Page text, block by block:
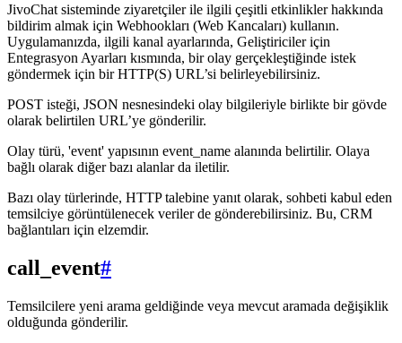
JivoChat sisteminde ziyaretçiler ile ilgili çeşitli etkinlikler hakkında
bildirim almak için Webhookları (Web Kancaları) kullanın.
Uygulamanızda, ilgili kanal ayarlarında, Geliştiriciler için
Entegrasyon Ayarları kısmında, bir olay gerçekleştiğinde istek
göndermek için bir HTTP(S) URL’si belirleyebilirsiniz.
POST isteği, JSON nesnesindeki olay bilgileriyle birlikte bir gövde
olarak belirtilen URL’ye gönderilir.
Olay türü, 'event' yapısının event_name alanında belirtilir. Olaya
bağlı olarak diğer bazı alanlar da iletilir.
Bazı olay türlerinde, HTTP talebine yanıt olarak, sohbeti kabul eden
temsilciye görüntülenecek veriler de gönderebilirsiniz. Bu, CRM
bağlantıları için elzemdir.
call_event#
Temsilcilere yeni arama geldiğinde veya mevcut aramada değişiklik
olduğunda gönderilir.